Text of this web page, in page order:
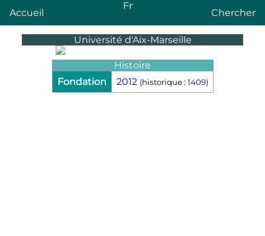
Accueil
Fr
Chercher
Université d'Aix-Marseille
Histoire
Fondation
2012 (historique : 1409)